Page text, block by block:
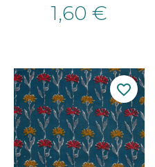
1,60 €
favorite_border